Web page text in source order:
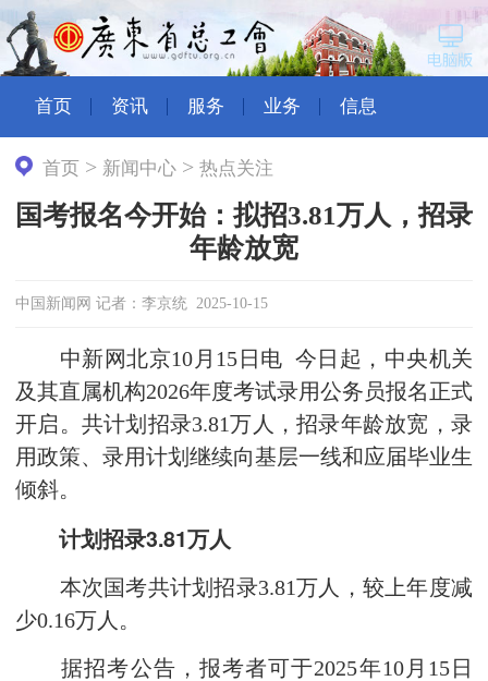
首页 资讯 服务 业务 信息
首页 > 新闻中心 >热点关注
国考报名今开始：拟招3.81万人，招录
年龄放宽
中国新闻网 记者：李京统 2025-10-15
中新网北京10月15日电 今日起，中央机关
及其直属机构2026年度考试录用公务员报名正式
开启。共计划招录3.81万人，招录年龄放宽，录
用政策、录用计划继续向基层一线和应届毕业生
倾斜。
计划招录3.81万人
本次国考共计划招录3.81万人，较上年度减
少0.16万人。
据招考公告，报考者可于2025年10月15日